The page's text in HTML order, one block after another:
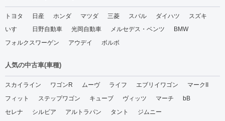
トヨタ 日産 ホンダ マツダ 三菱 スバル ダイハツ
スズキ
いすゞ
日野自動車 光岡自動車 メルセデス・ベンツ
BMW
フォルクスワーゲン
アウデイ ボルボ
人気の中古車(車種)
スカイライン ワゴンR ムーヴ ライフ エブリイワゴン
マークII
フィット
ステップワゴン キューブ ヴィッツ マーチ
bB
セレナ
シルビア アルトラパン タント
ジムニー